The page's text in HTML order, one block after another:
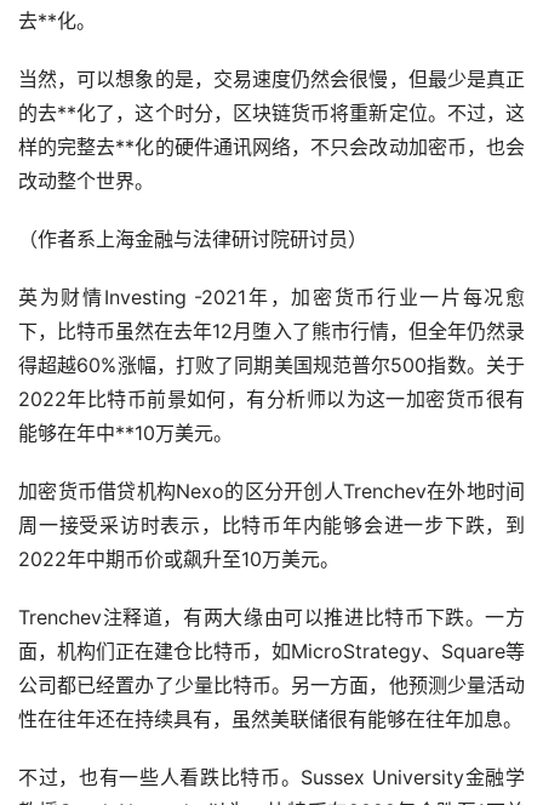
去**化。
当然，可以想象的是，交易速度仍然会很慢，但最少是真正
的去**化了，这个时分，区块链货币将重新定位。不过，这
样的完整去**化的硬件通讯网络，不只会改动加密币，也会
改动整个世界。
（作者系上海金融与法律研讨院研讨员）
英为财情Investing -2021年，加密货币行业一片每况愈
下，比特币虽然在去年12月堕入了熊市行情，但全年仍然录
得超越60%涨幅，打败了同期美国规范普尔500指数。关于
2022年比特币前景如何，有分析师以为这一加密货币很有
能够在年中**10万美元。
加密货币借贷机构Nexo的区分开创人Trenchev在外地时间
周一接受采访时表示，比特币年内能够会进一步下跌，到
2022年中期币价或飙升至10万美元。
Trenchev注释道，有两大缘由可以推进比特币下跌。一方
面，机构们正在建仓比特币，如MicroStrategy、Square等
公司都已经置办了少量比特币。另一方面，他预测少量活动
性在往年还在持续具有，虽然美联储很有能够在往年加息。
不过，也有一些人看跌比特币。Sussex University金融学